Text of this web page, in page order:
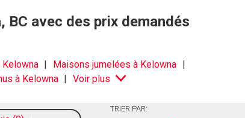
avec des prix demandés
Kelowna
Maisons jumelées à Kelowna
à Kelowna Voir plus
TRIER PAR: